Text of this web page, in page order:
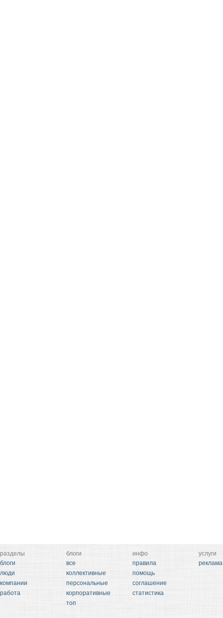
разделы
блоги
люди
компании
работа
блоги
все
коллективные
персональные
корпоративные
топ
инфо
правила
помощь
соглашение
статистика
услуги
реклама